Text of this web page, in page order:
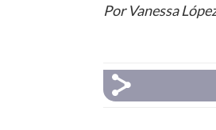
Por Vanessa